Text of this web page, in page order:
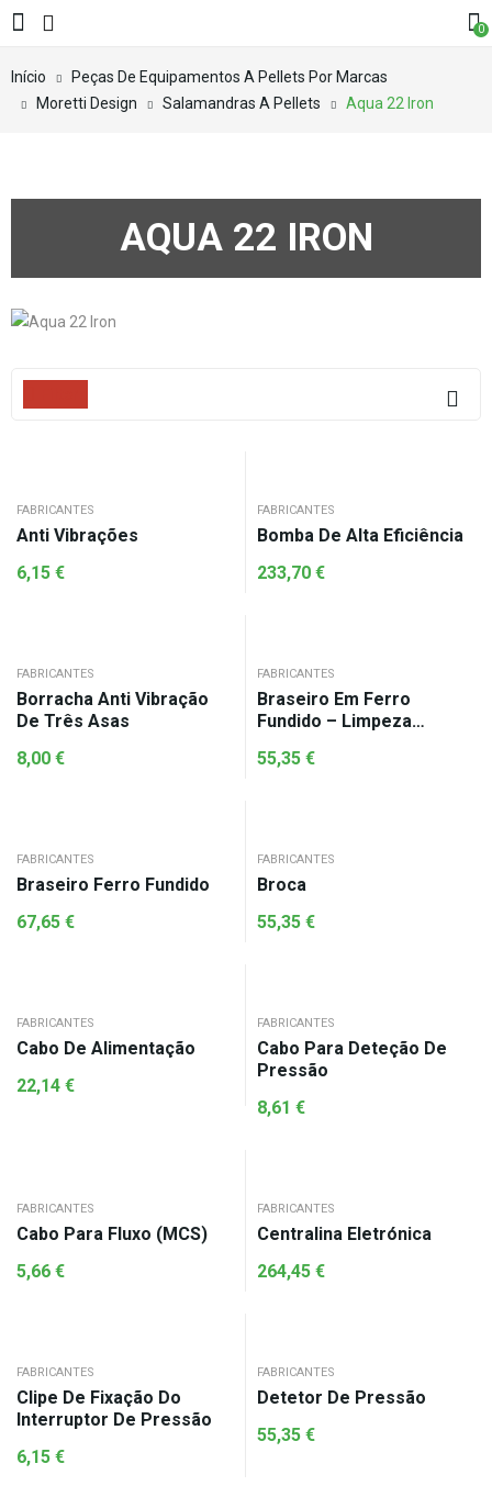
0
Início
Peças De Equipamentos A Pellets Por Marcas
Moretti Design
Salamandras A Pellets Aqua 22 Iron
AQUA 22 IRON
FABRICANTES
Anti Vibrações
6,15 €
FABRICANTES
Bomba De Alta Eficiência
233,70 €
FABRICANTES
Borracha Anti Vibração
De Três Asas
8,00 €
FABRICANTES
Braseiro Em Ferro
Fundido – Limpeza
55,35 €
FABRICANTES
Braseiro Ferro Fundido
67,65 €
FABRICANTES
Broca
55,35 €
FABRICANTES
Cabo De Alimentação
22,14 €
FABRICANTES
Cabo Para Deteção De
Pressão
8,61 €
FABRICANTES
Cabo Para Fluxo (MCS)
5,66 €
FABRICANTES
Centralina Eletrónica
264,45 €
FABRICANTES
Clipe De Fixação Do
Interruptor De Pressão
6,15 €
FABRICANTES
Detetor De Pressão
55,35 €